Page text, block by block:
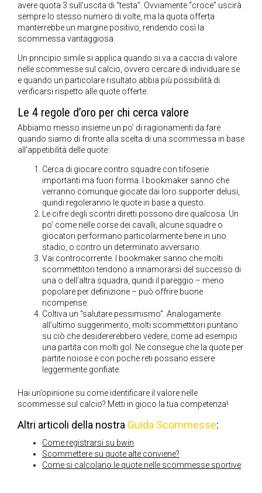
avere quota 3 sull’uscita di “testa”. Ovviamente “croce” uscirà
sempre lo stesso numero di volte, ma la quota offerta
manterrebbe un margine positivo, rendendo così la
scommessa vantaggiosa.
Un principio simile si applica quando si va a caccia di valore
nelle scommesse sul calcio, ovvero cercare di individuare se
e quando un particolare risultato abbia più possibilità di
verificarsi rispetto alle quote offerte.
Le 4 regole d’oro per chi cerca valore
Abbiamo messo insieme un po’ di ragionamenti da fare
quando siamo di fronte alla scelta di una scommessa in base
all’appetibilità delle quote:
Cerca di giocare contro squadre con tifoserie
importanti ma fuori forma. I bookmaker sanno che
verranno comunque giocate dai loro supporter delusi,
quindi regoleranno le quote in base a questo.
Le cifre degli scontri diretti possono dire qualcosa. Un
po’ come nelle corse dei cavalli, alcune squadre o
giocatori performano particolarmente bene in uno
stadio, o contro un determinato avversario.
Vai controcorrente. I bookmaker sanno che molti
scommettitori tendono a innamorarsi del successo di
una o dell’altra squadra, quindi il pareggio – meno
popolare per definizione – può offrire buone
ricompense.
Coltiva un “salutare pessimismo”. Analogamente
all’ultimo suggerimento, molti scommettitori puntano
su ciò che desidererebbero vedere, come ad esempio
una partita con molti gol. Ne consegue che la quote per
partite noiose e con poche reti possano essere
leggermente gonfiate.
Hai un’opinione su come identificare il valore nelle
scommesse sul calcio? Metti in gioco la tua competenza!
Altri articoli della nostra Guida Scommesse:
Come registrarsi su bwin
Scommettere su quote alte conviene?
Come si calcolano le quote nelle scommesse sportive